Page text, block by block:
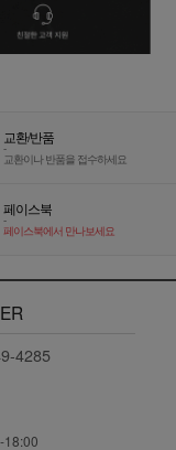
교환/반품
-
교환이나 반품을 접수하세요
페이스북
-
페이스북에서 만나보세요
4285
18:00